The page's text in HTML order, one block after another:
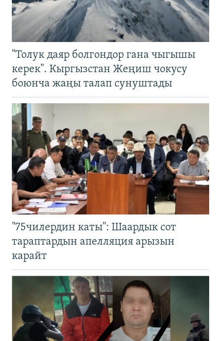
"Толук даяр болгондор гана чыгышы
керек". Кыргызстан Жеңиш чокусу
боюнча жаңы талап сунуштады
"75чилердин каты": Шаардык сот
тараптардын апелляция арызын
карайт